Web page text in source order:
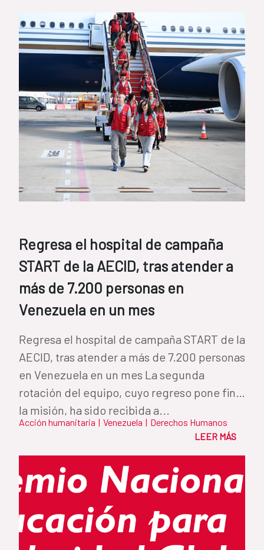
Regresa el hospital de campaña
START de la AECID, tras atender a
más de 7.200 personas en
Venezuela en un mes
Regresa el hospital de campaña START de la
AECID, tras atender a más de 7.200 personas
en Venezuela en un mes La segunda
rotación del equipo, cuyo regreso pone fin a
la misión, ha sido recibida a...
Acción humanitaria | Venezuela | Derechos Humanos
LEER MÁS